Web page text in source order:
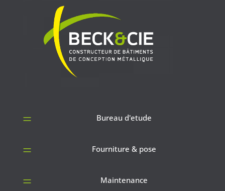
= Bureau d'etude
= Fourniture & pose
= Maintenance